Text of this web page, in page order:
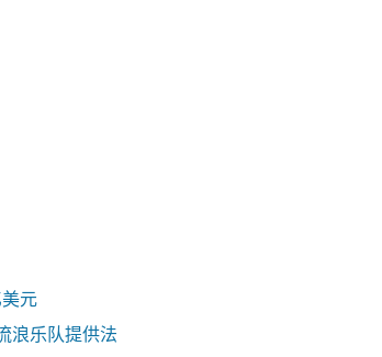
元
浪乐队提供法